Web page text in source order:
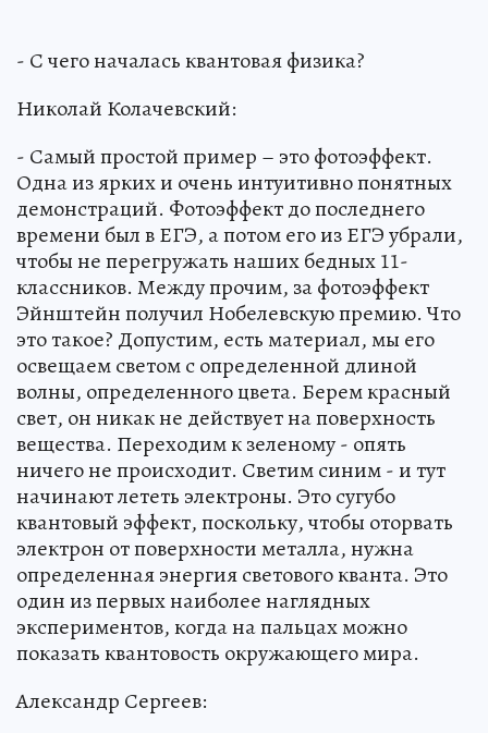
- С чего началась квантовая физика?
Николай Колачевский:
- Самый простой пример – это фотоэффект.
Одна из ярких и очень интуитивно понятных
демонстраций. Фотоэффект до последнего
времени был в ЕГЭ, а потом его из ЕГЭ убрали,
чтобы не перегружать наших бедных 11-
классников. Между прочим, за фотоэффект
Эйнштейн получил Нобелевскую премию. Что
это такое? Допустим, есть материал, мы его
освещаем светом с определенной длиной
волны, определенного цвета. Берем красный
свет, он никак не действует на поверхность
вещества. Переходим к зеленому - опять
ничего не происходит. Светим синим - и тут
начинают лететь электроны. Это сугубо
квантовый эффект, поскольку, чтобы оторвать
электрон от поверхности металла, нужна
определенная энергия светового кванта. Это
один из первых наиболее наглядных
экспериментов, когда на пальцах можно
показать квантовость окружающего мира.
Александр Сергеев: